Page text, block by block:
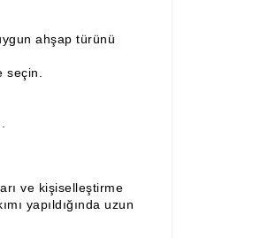
ahşap türünü
seçin.
ve kişiselleştirme
yapıldığında uzun